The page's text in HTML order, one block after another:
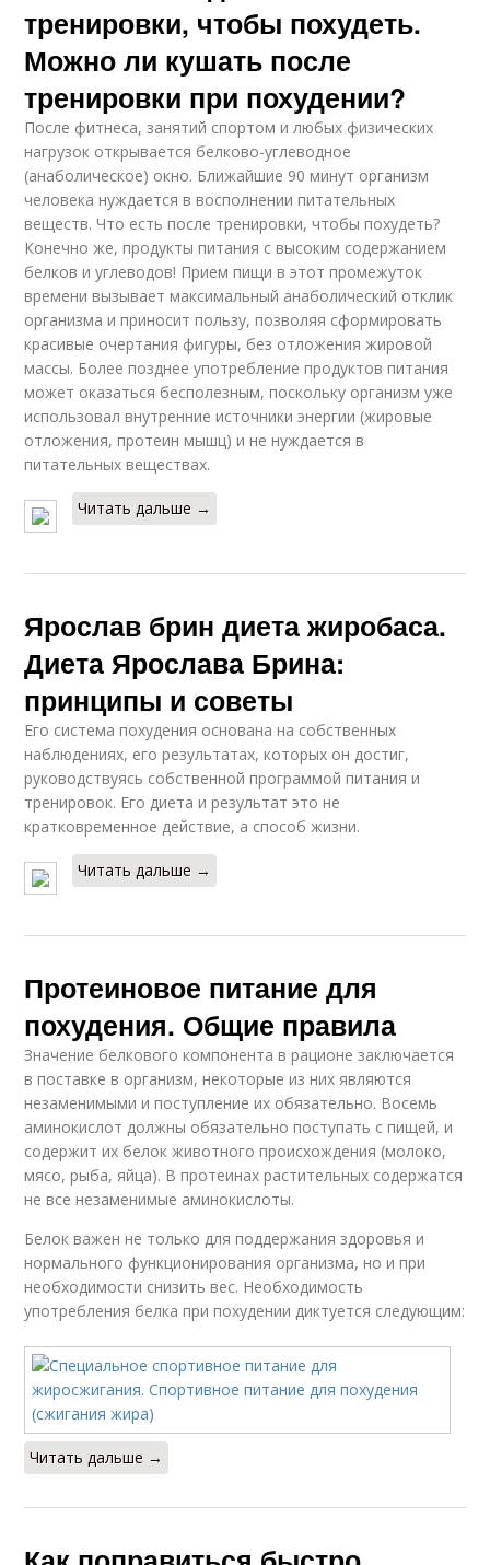
тренировки, чтобы похудеть.
Можно ли кушать после
тренировки при похудении?
После фитнеса, занятий спортом и любых физических
нагрузок открывается белково-углеводное
(анаболическое) окно. Ближайшие 90 минут организм
человека нуждается в восполнении питательных
веществ. Что есть после тренировки, чтобы похудеть?
Конечно же, продукты питания с высоким содержанием
белков и углеводов! Прием пищи в этот промежуток
времени вызывает максимальный анаболический отклик
организма и приносит пользу, позволяя сформировать
красивые очертания фигуры, без отложения жировой
массы. Более позднее употребление продуктов питания
может оказаться бесполезным, поскольку организм уже
использовал внутренние источники энергии (жировые
отложения, протеин мышц) и не нуждается в
питательных веществах.
Читать дальше →
Ярослав брин диета жиробаса.
Диета Ярослава Брина:
принципы и советы
Его система похудения основана на собственных
наблюдениях, его результатах, которых он достиг,
руководствуясь собственной программой питания и
тренировок. Его диета и результат это не
кратковременное действие, а способ жизни.
Читать дальше →
Протеиновое питание для
похудения. Общие правила
Значение белкового компонента в рационе заключается
в поставке в организм, некоторые из них являются
незаменимыми и поступление их обязательно. Восемь
аминокислот должны обязательно поступать с пищей, и
содержит их белок животного происхождения (молоко,
мясо, рыба, яйца). В протеинах растительных содержатся
не все незаменимые аминокислоты.
Белок важен не только для поддержания здоровья и
нормального функционирования организма, но и при
необходимости снизить вес. Необходимость
употребления белка при похудении диктуется следующим:
Читать дальше →